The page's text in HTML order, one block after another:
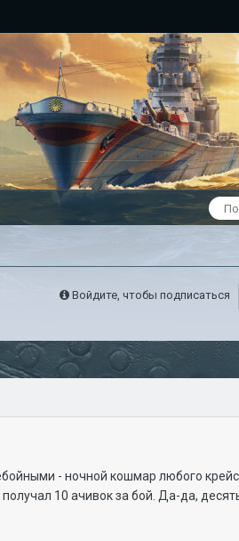
Войдите, чтобы подписаться
- ночной кошмар любого
10 ачивок за бой. Да-да,